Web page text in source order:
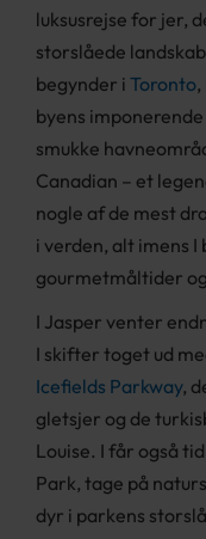
luksusrejse for jer,
storslåede
begynder i Toronto
byens
smukke
Canadian – et
nogle af de mest
i verden, alt imens
gourmetmåltider
I Jasper venter
I skifter toget ud
Icefields Parkway,
gletsjer og de
Louise. I får også
Park, tage på
dyr i parkens